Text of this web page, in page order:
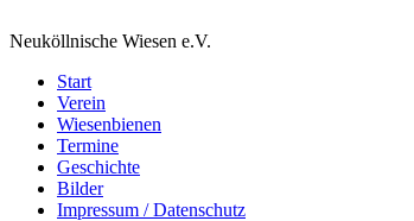
Neuköllnische Wiesen e.V.
Start
Verein
Wiesenbienen
Termine
Geschichte
Bilder
Impressum / Datenschutz